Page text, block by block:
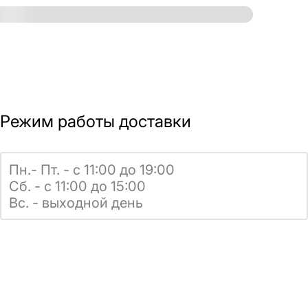
Режим работы доставки
Пн.- Пт. - с 11:00 до 19:00
Сб. - с 11:00 до 15:00
Вс. - выходной день